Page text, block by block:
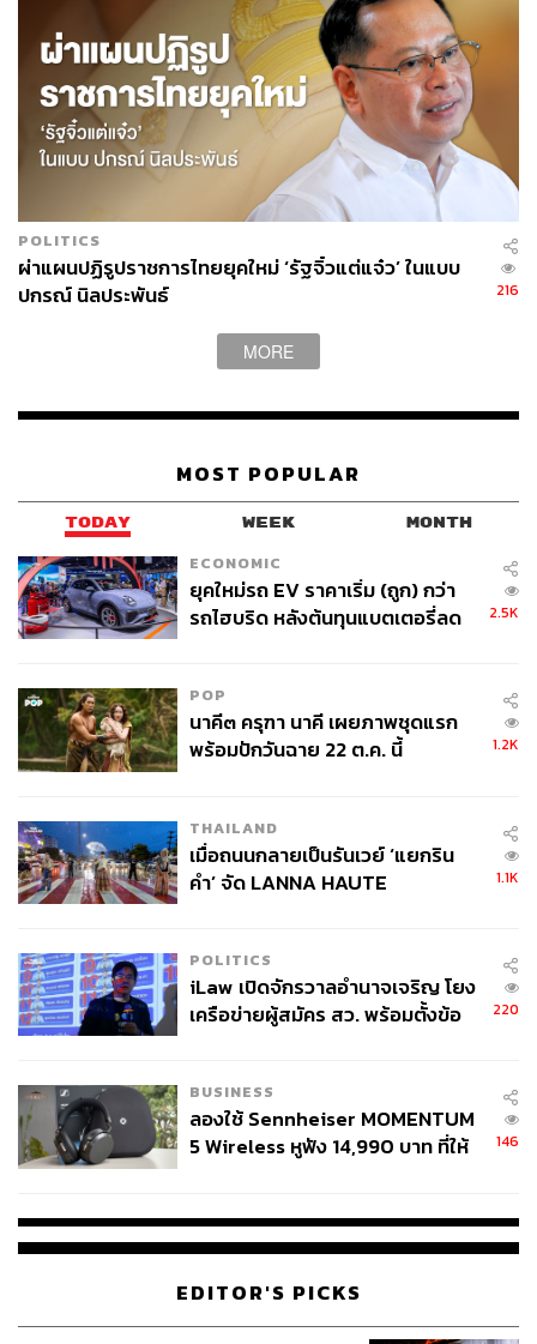
โดยผลจากการพัฒนา AI Factory ทำให้ระบบสามารถเรียนรู้
รูปแบบและความสัมพันธ์ของตัวแปรต่างๆ จากข้อมูลตลาด
ในช่วงการเลือกตั้งสหรัฐฯ ที่ผ่านมา เพื่อนำมาวิเคราะห์และ
เสนอแนวทางการปรับพอร์ตการลงทุนที่เหมาะสมกับ
สถานการณ์ตลาดในปัจจุบัน รวมถึงช่วยวิเคราะห์ผลกระทบ
จากการเปลี่ยนแปลงนโยบายระดับมหภาคต่อโอกาสการ
ทั้งนี้การนำ AI มาประยุกต์ใช้ในการลงทุนสามารถเริ่มต้นได้
ในหลายระดับ ขึ้นอยู่กับความพร้อมและทรัพยากรที่มี โดย
นักลงทุนรายย่อยสามารถเริ่มต้นใช้ประโยชน์จาก AI ได้ง่ายๆ
ผ่านเครื่องมือ Generative AI ที่มีอยู่แล้ว
Claude เช่น ให้ช่วยสรุปประเด็นสำคัญจากรายงานผล
และแนวโน้มการเติบโตของธุรกิจที่สนใจ ช่วยเปรียบเทียบจุด
หรือ ใช้แปลภาษารวมถึงสรุปบทวิเคราะห์ภาษาอังกฤษจาก
สถาบันการเงินต่างประเทศสำหรับองค์กรที่ต้องการนำ AI มา
ใช้อย่างเป็นระบบ จำเป็นต้องมีการวางแผนและเตรียมความ
พร้อมในหลายด้าน โดยเริ่มจากการจัดระเบียบและรวบรวม
ข้อมูลที่มีอยู่ให้เป็นระบบ สร้างทีมที่ผสมผสานระหว่างผู้
เชี่ยวชาญด้านการลงทุนและด้านเทคโนโลยี พิจารณาเลือก
งานจากงานพื้นฐานที่ใช้บ่อย เช่น การสรุปข้อมูลตลาดหรือ
การจัดทำรายงานวิเคราะห์ เพื่อสร้างความคุ้นเคยกับระบบ
AI
หากมองไปข้างหน้า เราจะเห็นการพัฒนาของ Generative AI
ที่น่าตื่นเต้นมากขึ้น โดยเฉพาะการผสานกับเทคโนโลยีอื่นๆ
เช่น การใช้ข้อมูลจาก IoT เพื่อวิเคราะห์พฤติกรรมผู้บริโภค
แบบเรียลไทม์ อย่างเช่น การประมวลผลภาพจากดาวเทียม
และองค์กรที่เริ่มเรียนรู้และปรับตัวตั้งแต่ตอนนี้ก็จะมีความได้
เปรียบในเชิงการแข่งขัน
เวทมนตร์ที่จะแก้ปัญหาทุกอย่างได้ แต่เป็นเครื่องมือทรงพลัง
ที่ช่วยในการตัดสินใจได้ดีขึ้น เร็วขึ้น และแม่นยำขึ้น ความ
สำเร็จจะเกิดขึ้นได้เมื่อเราผสานความเชี่ยวชาญของมนุษย์
เข้ากับความสามารถของ AI อย่างลงตัว
ประโยชน์สูงสุด และนี่คือโจทย์สำคัญที่ทุกองค์กรและนัก
ลงทุนต้องหาคำตอบในยุคดิจิทัลนี้
POLITICS
ผ่าแผนปฏิรูปราชการไทยยุคใหม่ ‘รัฐจิ๋วแต่แจ๋ว’ ในแบบ
ปกรณ์ นิลประพันธ์
216
MORE
MOST POPULAR
TODAY WEEK MONTH
ECONOMIC
ยุคใหม่รถ EV ราคาเริ่ม (ถูก) กว่า
รถไฮบริด หลังต้นทุนแบตเตอรี่ลด
2.5K
POP
นาคี๓ ครุฑา นาคี เผยภาพชุดแรก
พร้อมปักวันฉาย 22 ต.ค. นี้
1.2K
THAILAND
เมื่อถนนกลายเป็นรันเวย์ ‘แยกริน
คำ’ จัด LANNA HAUTE
1.1K
POLITICS
iLaw เปิดจักรวาลอำนาจเจริญ โยง
เครือข่ายผู้สมัคร สว. พร้อมตั้งข้อ
220
BUSINESS
ลองใช้ Sennheiser MOMENTUM
5 Wireless หูฟัง 14,990 บาท ที่ให้
146
EDITOR'S PICKS